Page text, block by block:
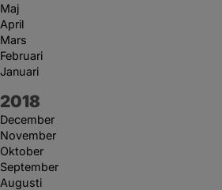
Maj
April
Mars
Februari
Januari
År:
2018
December
November
Oktober
September
Augusti